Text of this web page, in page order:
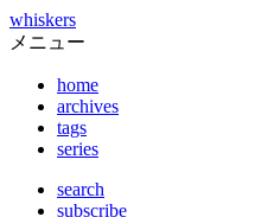
whiskers
メニュー
home
archives
tags
series
search
subscribe